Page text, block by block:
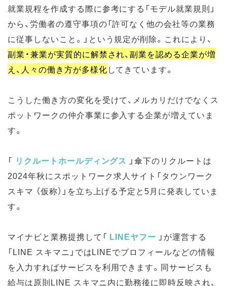
就業規程を作成する際に参考にする「モデル就業規則」
から、労働者の遵守事項の「許可なく他の会社等の業務
に従事しないこと。」という規定が削除。これにより、
副業・兼業が実質的に解禁され、副業を認める企業が増
え、人々の働き方が多様化してきています。
こうした働き方の変化を受けて、メルカリだけでなくス
ポットワークの仲介事業に参入する企業が増えていま
す。
「 リクルートホールディングス 」傘下のリクルートは
2024年秋にスポットワーク求人サイト「タウンワーク
スキマ （仮称）」を立ち上げる予定と5月に発表していま
す。
マイナビと業務提携して「 LINEヤフー 」が運営する
「LINE スキマニ」ではLINEでプロフィールなどの情報
を入力すればサービスを利用できます。同サービスも
給与は原則LINE スキマニ内に勤務後に即時反映され、